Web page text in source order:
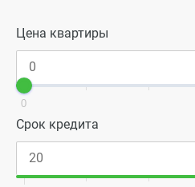
Цена квартиры
0
Срок кредита